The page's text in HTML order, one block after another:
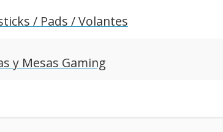
/ Pads / Volantes
y Mesas Gaming